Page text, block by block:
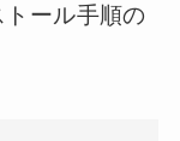
ール手順の